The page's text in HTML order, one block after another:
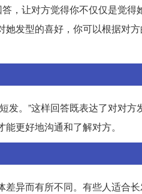
，让对方觉得你不仅仅是觉得
发型的喜好，你可以根据对方
发。”这样回答既表达了对对方
更好地沟通和了解对方。
差异而有所不同。有些人适合